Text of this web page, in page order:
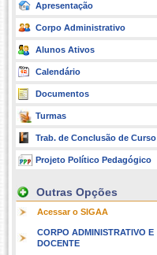
Apresentação
Corpo Administrativo
Alunos Ativos
Calendário
Documentos
Turmas
Trab. de Conclusão de Curso
Projeto Político Pedagógico
Outras Opções
Acessar o SIGAA
CORPO ADMINISTRATIVO E
DOCENTE